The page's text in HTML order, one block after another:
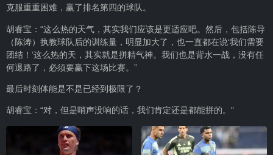
克服重重困难，赢了排名第四的球队。
胡睿宝：“这么热的天气，其实我们应该是更适应吧。然后，包括陈导
（陈涛）执教球队后的训练量，明显加大了，也一直都在说‘我们需要
团结！’这么热的天，其实就是拼精气神。我们也是背水一战，没有任
何退路了，必须要赢下这场比赛。”
最后时刻体能是不是已经到极限了？
胡睿宝：“对，但是哨声没响的话，我们肯定还是都能拼的。”